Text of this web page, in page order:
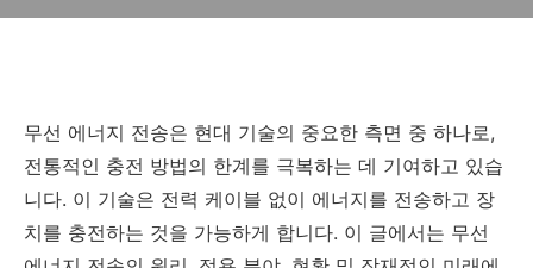
무선 에너지 전송은 현대 기술의 중요한 측면 중 하나로,
전통적인 충전 방법의 한계를 극복하는 데 기여하고 있습
니다. 이 기술은 전력 케이블 없이 에너지를 전송하고 장
치를 충전하는 것을 가능하게 합니다. 이 글에서는 무선